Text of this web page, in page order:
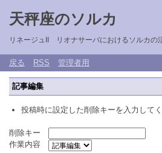
天秤座のソルカ
リネージュII リオナサーバにおけるソルカの
戻る RSS 管理者用
記事編集
投稿時に設定した削除キーを入力してく
削除キー
作業内容